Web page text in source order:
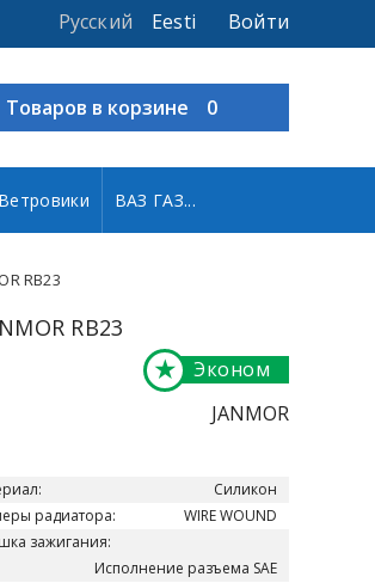
Войти
Eesti
Русский
Товаров в корзине 0
Ветровики ВАЗ ГАЗ...
RB23
RB23
Эконом
★
JANMOR
Силикон
радиатора:
WIRE WOUND
зажигания:
Исполнение разъема SAE